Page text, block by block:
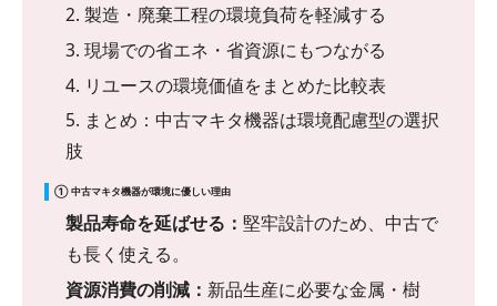
2. 製造・廃棄工程の環境負荷を軽減する
3. 現場での省エネ・省資源にもつながる
4. リユースの環境価値をまとめた比較表
5. まとめ：中古マキタ機器は環境配慮型の選択
肢
① 中古マキタ機器が環境に優しい理由
製品寿命を延ばせる： 堅牢設計のため、中古で
も長く使える。
資源消費の削減： 新品生産に必要な金属・樹